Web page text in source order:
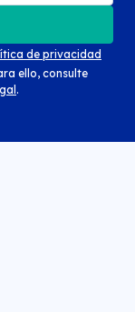
de privacidad
ello, consulte
.